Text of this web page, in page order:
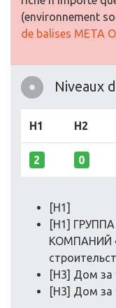
(environnement
de balises META
Niveaux
H1 H2
2 0
[H1]
[H1] ГРУППА
КОМПАНИЙ
[H3] Дом за
[H3] Дом за